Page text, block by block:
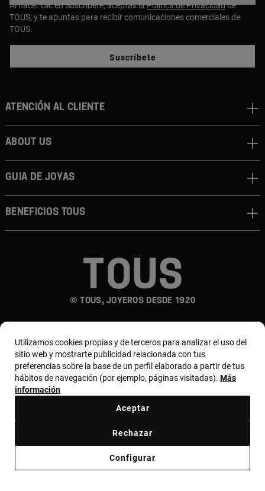
Al hacer clic en Suscríbete, aceptas laPolítica de Privacidadde
TOUS, y te apuntas para recibir comunicaciones comerciales de
TOUS.
Suscríbete
© TOUS, JOYEROS DESDE 1920
Atención al cliente
About us
Guia de joyas
Beneficios TOUS
País y moneda:
Euro
Aviso legal
Utilizamos cookies propias y de terceros para analizar el uso del
sitio web y mostrarte publicidad relacionada con tus
preferencias sobre la base de un perfil elaborado a partir de tus
hábitos de navegación (por ejemplo, páginas visitadas). Más
información
Configurar
Rechazar
Aceptar